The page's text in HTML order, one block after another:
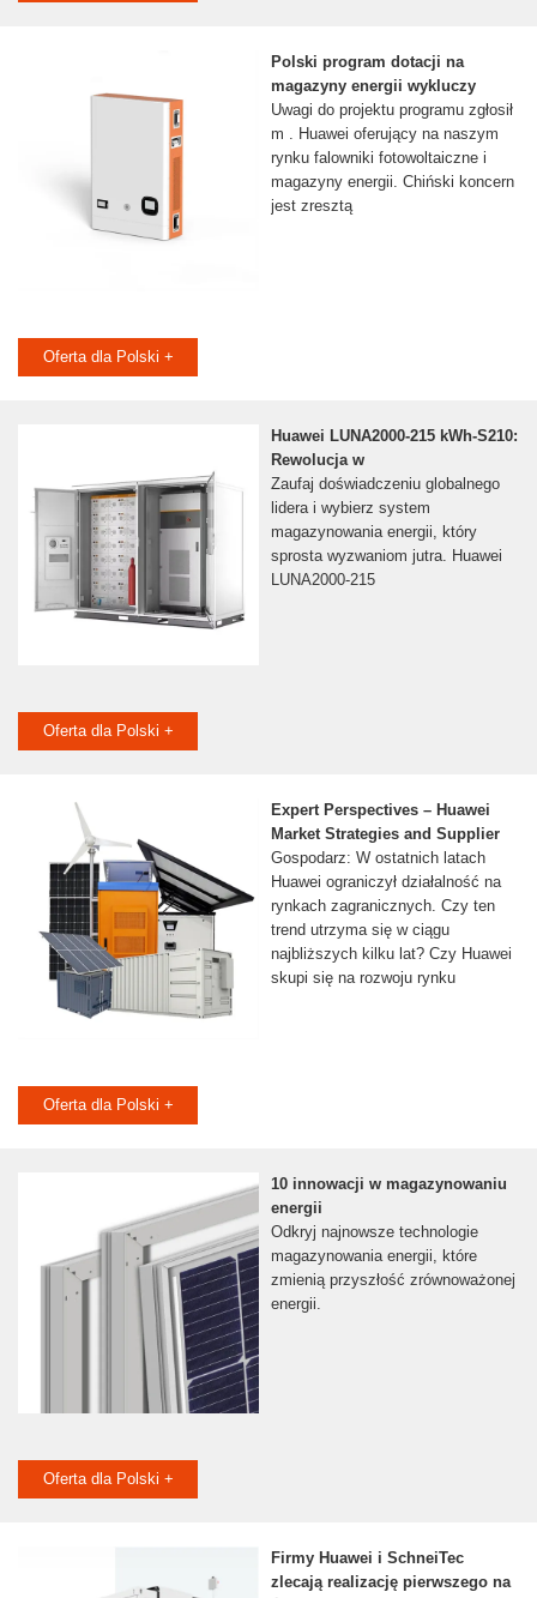
Polski program dotacji na
magazyny energii wykluczy
Uwagi do projektu programu zgłosił
m . Huawei oferujący na naszym
rynku falowniki fotowoltaiczne i
magazyny energii. Chiński koncern
jest zresztą
Oferta dla Polski +
Huawei LUNA2000-215 kWh-S210:
Rewolucja w
Zaufaj doświadczeniu globalnego
lidera i wybierz system
magazynowania energii, który
sprosta wyzwaniom jutra. Huawei
LUNA2000-215
Oferta dla Polski +
Expert Perspectives – Huawei
Market Strategies and Supplier
Gospodarz: W ostatnich latach
Huawei ograniczył działalność na
rynkach zagranicznych. Czy ten
trend utrzyma się w ciągu
najbliższych kilku lat? Czy Huawei
skupi się na rozwoju rynku
Oferta dla Polski +
10 innowacji w magazynowaniu
energii
Odkryj najnowsze technologie
magazynowania energii, które
zmienią przyszłość zrównoważonej
energii.
Oferta dla Polski +
Firmy Huawei i SchneiTec
zlecają realizację pierwszego na